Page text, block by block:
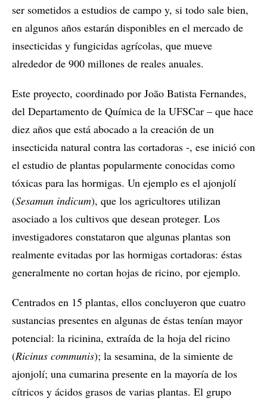
ser sometidos a estudios de campo y, si todo sale bien,
en algunos años estarán disponibles en el mercado de
insecticidas y fungicidas agrícolas, que mueve
alrededor de 900 millones de reales anuales.
Este proyecto, coordinado por João Batista Fernandes,
del Departamento de Química de la UFSCar – que hace
diez años que está abocado a la creación de un
insecticida natural contra las cortadoras -, ese inició con
el estudio de plantas popularmente conocidas como
tóxicas para las hormigas. Un ejemplo es el ajonjolí
(Sesamun indicum), que los agricultores utilizan
asociado a los cultivos que desean proteger. Los
investigadores constataron que algunas plantas son
realmente evitadas por las hormigas cortadoras: éstas
generalmente no cortan hojas de ricino, por ejemplo.
Centrados en 15 plantas, ellos concluyeron que cuatro
sustancias presentes en algunas de éstas tenían mayor
potencial: la ricinina, extraída de la hoja del ricino
(Ricinus communis); la sesamina, de la simiente de
ajonjolí; una cumarina presente en la mayoría de los
cítricos y ácidos grasos de varias plantas. El grupo